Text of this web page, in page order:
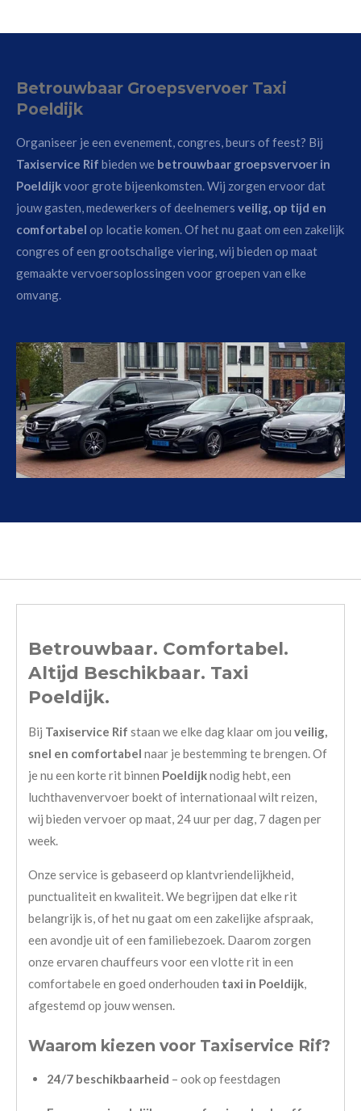
Betrouwbaar Groepsvervoer Taxi
Poeldijk
Organiseer je een evenement, congres, beurs of feest? Bij
Taxiservice Rif bieden we betrouwbaar groepsvervoer in
Poeldijkvoor grote bijeenkomsten. Wij zorgen ervoor dat
jouw gasten, medewerkers of deelnemers veilig, op tijd en
comfortabel op locatie komen. Of het nu gaat om een zakelijk
congres of een grootschalige viering, wij bieden op maat
gemaakte vervoersoplossingen voor groepen van elke
omvang.
Betrouwbaar. Comfortabel.
Altijd Beschikbaar. Taxi
Poeldijk.
Bij Taxiservice Rif staan we elke dag klaar om jou veilig,
snel en comfortabel naar je bestemming te brengen. Of
je nu een korte rit binnen Poeldijknodig hebt, een
luchthavenvervoer boekt of internationaal wilt reizen,
wij bieden vervoer op maat, 24 uur per dag, 7 dagen per
week.
Onze service is gebaseerd op klantvriendelijkheid,
punctualiteit en kwaliteit. We begrijpen dat elke rit
belangrijk is, of het nu gaat om een zakelijke afspraak,
een avondje uit of een familiebezoek. Daarom zorgen
onze ervaren chauffeurs voor een vlotte rit in een
comfortabele en goed onderhouden taxi in Poeldijk,
afgestemd op jouw wensen.
Waarom kiezen voor Taxiservice Rif?
24/7 beschikbaarheid – ook op feestdagen